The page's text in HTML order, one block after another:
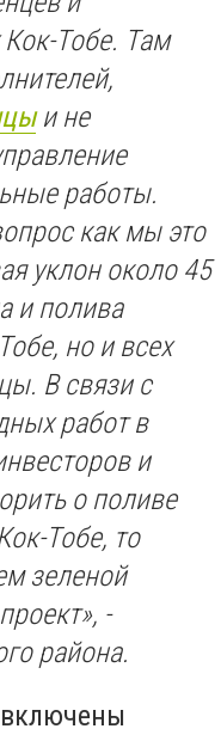
Кок-Тобе. Там
и не
работы.
как мы это
уклон около 45
и полива
но и всех
В связи с
работ в
и
о поливе
Тобе, то
зеленой
-
района.